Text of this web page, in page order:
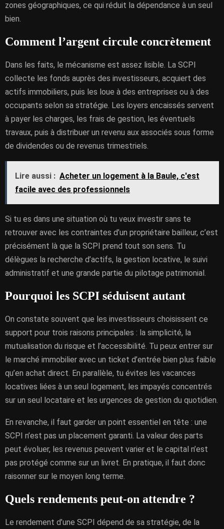
zones géographiques, ce qui réduit la dépendance à un seul
bien.
Comment l’argent circule concrètement
Dans les faits, le mécanisme est assez lisible. La SCPI
collecte les fonds auprès des investisseurs, acquiert des
actifs immobiliers, puis les loue à des entreprises ou à des
occupants selon sa stratégie. Les loyers encaissés servent
à payer les charges, les frais de gestion, les éventuels
travaux, puis à distribuer un revenu aux associés sous forme
de dividendes ou de revenus trimestriels.
Lire aussi : Acheter un logement à la Baule, c'est
facile avec des professionnels
Si tu es dans une situation où tu veux investir sans te
retrouver avec les contraintes d’un propriétaire bailleur, c’est
précisément là que la SCPI prend tout son sens. Tu
délègues la recherche d’actifs, la gestion locative, le suivi
administratif et une grande partie du pilotage patrimonial.
Pourquoi les SCPI séduisent autant
On constate souvent que les investisseurs choisissent ce
support pour trois raisons principales : la simplicité, la
mutualisation du risque et l’accessibilité. Tu peux entrer sur
le marché immobilier avec un ticket d’entrée bien plus faible
qu’en achat direct. En parallèle, tu évites les vacances
locatives liées à un seul logement, les impayés concentrés
sur un seul locataire et les urgences de gestion du quotidien.
En revanche, il faut garder un point essentiel en tête : une
SCPI n’est pas un placement garanti. La valeur des parts
peut évoluer, les revenus peuvent varier et le capital n’est
pas protégé comme sur un livret. En pratique, il faut donc
raisonner sur le moyen long terme.
Quels rendements peut-on attendre ?
Le rendement d’une SCPI dépend de sa stratégie, de la